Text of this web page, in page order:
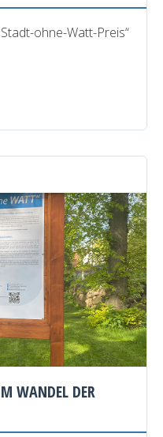
ohne-Watt-Preis“
WANDEL DER